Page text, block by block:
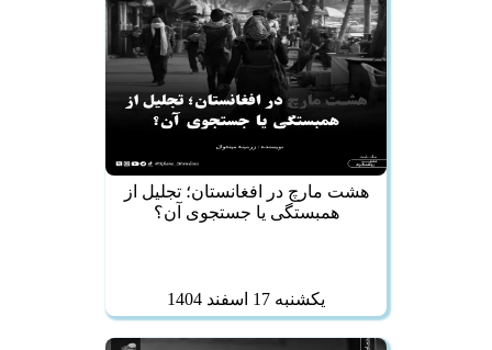
هشت مارچ در افغانستان؛ تجلیل از
همبستگی یا جستجوی آن؟
يكشنبه 17 اسفند 1404